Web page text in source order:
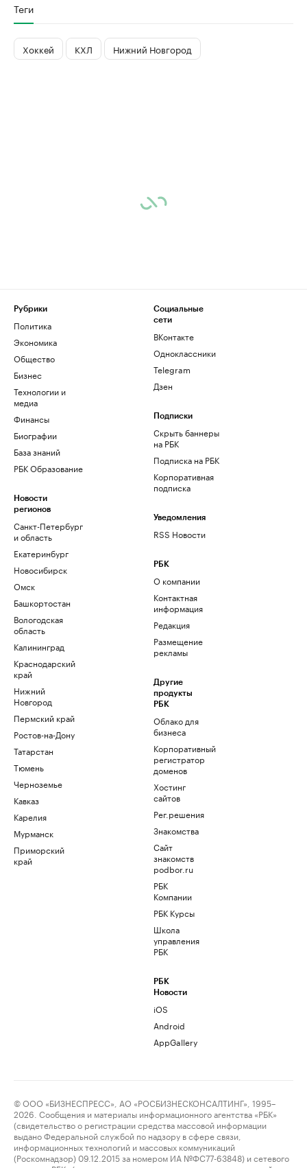
Теги
Хоккей КХЛ Нижний Новгород
Рубрики
Политика
Экономика
Общество
Бизнес
Технологии и
медиа
Финансы
Биографии
База знаний
РБК Образование
Новости
регионов
Санкт-Петербург
и область
Екатеринбург
Новосибирск
Омск
Башкортостан
Вологодская
область
Калининград
Краснодарский
край
Нижний
Новгород
Пермский край
Ростов-на-Дону
Татарстан
Тюмень
Черноземье
Кавказ
Карелия
Мурманск
Приморский
край
Социальные
сети
ВКонтакте
Одноклассники
Telegram
Дзен
Подписки
Скрыть баннеры
на РБК
Подписка на РБК
Корпоративная
подписка
Уведомления
RSS Новости
РБК
О компании
Контактная
информация
Редакция
Размещение
рекламы
Другие
продукты
РБК
Облако для
бизнеса
Корпоративный
регистратор
доменов
Хостинг
сайтов
Рег.решения
Знакомства
Сайт
знакомств
podbor.ru
РБК
Компании
РБК Курсы
Школа
управления
РБК
РБК
Новости
iOS
Android
AppGallery
© ООО «БИЗНЕСПРЕСС», АО «РОСБИЗНЕСКОНСАЛТИНГ», 1995–
2026. Сообщения и материалы информационного агентства «РБК»
(свидетельство о регистрации средства массовой информации
выдано Федеральной службой по надзору в сфере связи,
информационных технологий и массовых коммуникаций
(Роскомнадзор) 09.12.2015 за номером ИА №ФС77-63848) и сетевого